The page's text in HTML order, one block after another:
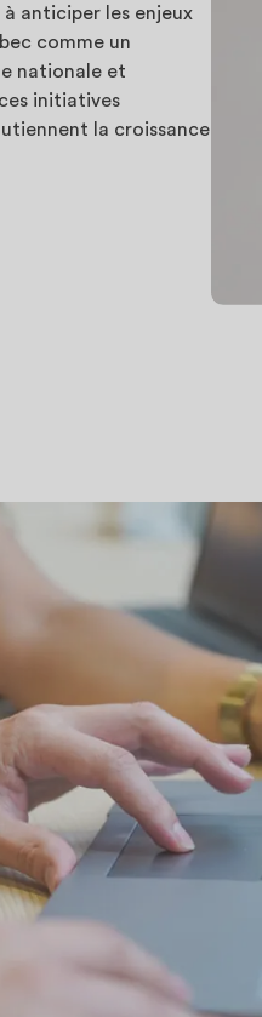
anticiper les enjeux
comme un
nationale et
initiatives
la croissance